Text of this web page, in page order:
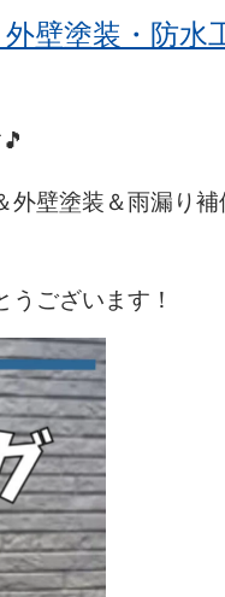
壁塗装・防水
壁塗装＆雨漏り
ございます！